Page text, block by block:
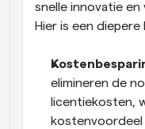
snelle innovatie en
Hier is een
elimineren de
licentiekosten,